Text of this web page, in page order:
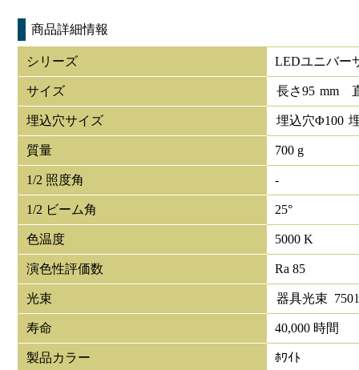
商品詳細情報
シリーズ LEDユニバー
サイズ 長さ95 mm
埋込穴サイズ 埋込穴Φ100
質量 700 g
1/2 照度角 -
1/2 ビーム角 25°
色温度 5000 K
演色性評価数 Ra 85
光束 器具光束 750
寿命 40,000 時間
製品カラー ﾎﾜｲﾄ